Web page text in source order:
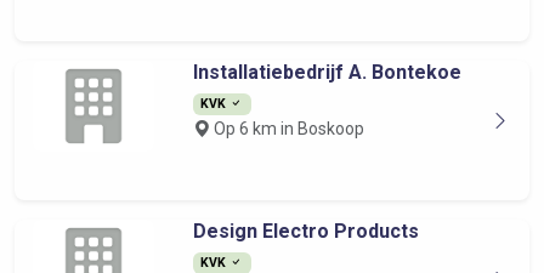
Installatiebedrijf A. Bontekoe
KVK
Op 6 km in Boskoop
Design Electro Products
KVK